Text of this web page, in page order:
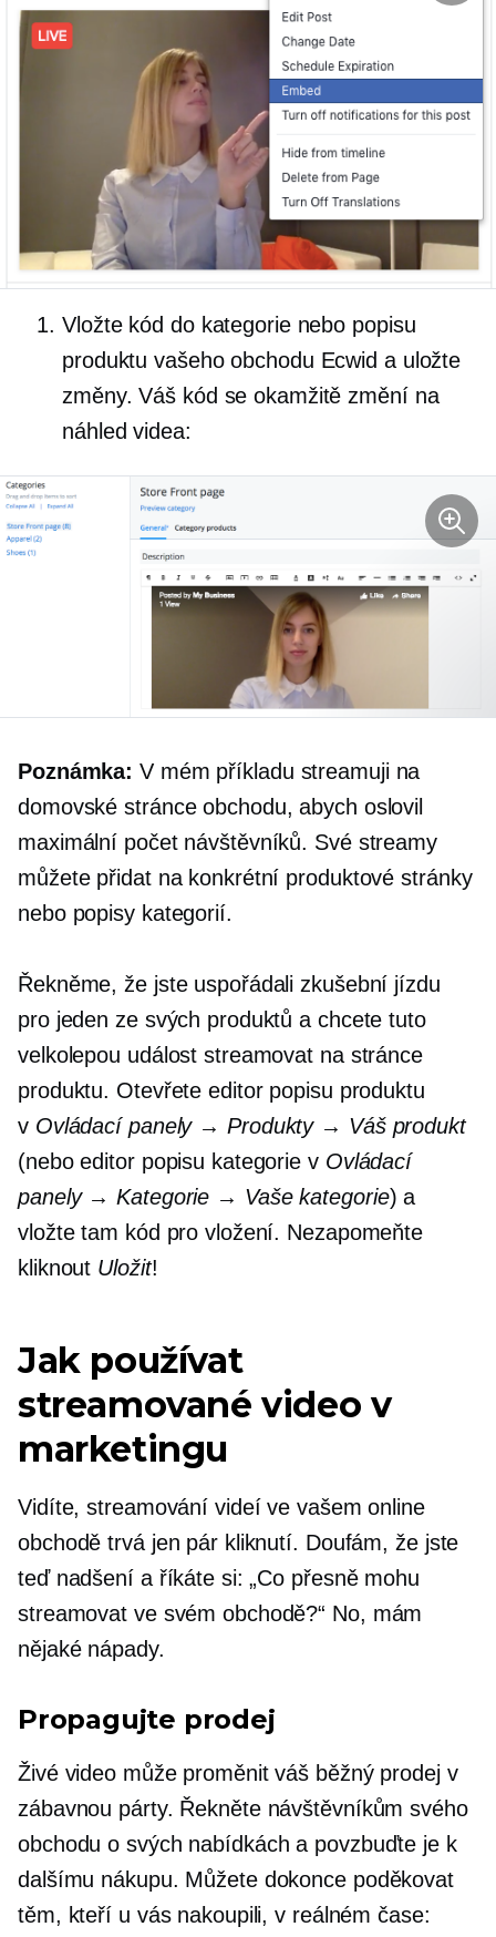
Vložte kód do kategorie nebo popisu
produktu vašeho obchodu Ecwid a uložte
změny. Váš kód se okamžitě změní na
náhled videa:
Poznámka: V mém příkladu streamuji na
domovské stránce obchodu, abych oslovil
maximální počet návštěvníků. Své streamy
můžete přidat na konkrétní produktové stránky
nebo popisy kategorií.
Řekněme, že jste uspořádali zkušební jízdu
pro jeden ze svých produktů a chcete tuto
velkolepou událost streamovat na stránce
produktu. Otevřete editor popisu produktu
v Ovládací panely → Produkty → Váš produkt
(nebo editor popisu kategorie v Ovládací
panely → Kategorie → Vaše kategorie) a
vložte tam kód pro vložení. Nezapomeňte
kliknout Uložit!
Jak používat
streamované video v
marketingu
Vidíte, streamování videí ve vašem online
obchodě trvá jen pár kliknutí. Doufám, že jste
teď nadšení a říkáte si: „Co přesně mohu
streamovat ve svém obchodě?“ No, mám
nějaké nápady.
Propagujte prodej
Živé video může proměnit váš běžný prodej v
zábavnou párty. Řekněte návštěvníkům svého
obchodu o svých nabídkách a povzbuďte je k
dalšímu nákupu. Můžete dokonce poděkovat
těm, kteří u vás nakoupili, v reálném čase: